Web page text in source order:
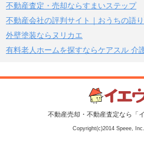
不動産査定・売却ならすまいステップ
不動産会社の評判サイト｜おうちの語
外壁塗装ならヌリカエ
有料老人ホームを探すならケアスル 介
不動産売却・不動産査定なら「
Copyright(c)2014 Speee,